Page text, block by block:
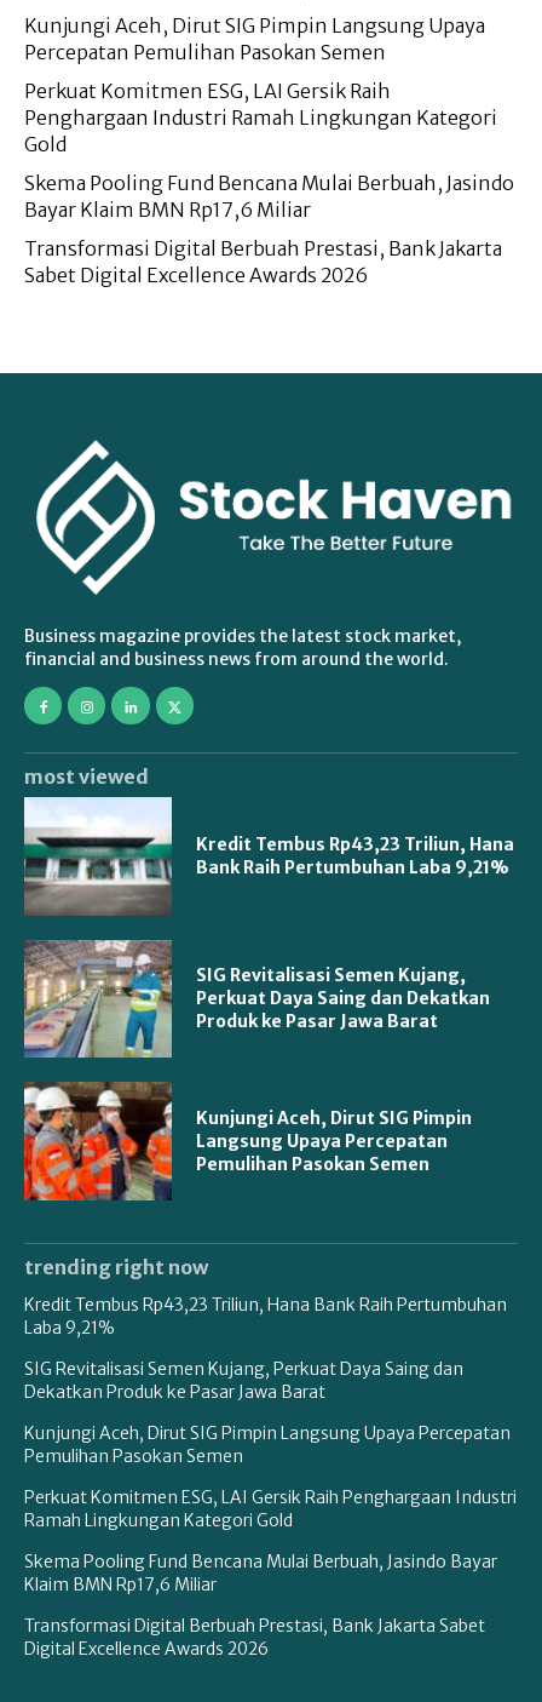
Kunjungi Aceh, Dirut SIG Pimpin Langsung Upaya
Percepatan Pemulihan Pasokan Semen
Perkuat Komitmen ESG, LAI Gersik Raih
Penghargaan Industri Ramah Lingkungan Kategori
Gold
Skema Pooling Fund Bencana Mulai Berbuah, Jasindo
Bayar Klaim BMN Rp17,6 Miliar
Transformasi Digital Berbuah Prestasi, Bank Jakarta
Sabet Digital Excellence Awards 2026
Business magazine provides the latest stock market,
financial and business news from around the world.
most viewed
Kredit Tembus Rp43,23 Triliun, Hana
Bank Raih Pertumbuhan Laba 9,21%
SIG Revitalisasi Semen Kujang,
Perkuat Daya Saing dan Dekatkan
Produk ke Pasar Jawa Barat
Kunjungi Aceh, Dirut SIG Pimpin
Langsung Upaya Percepatan
Pemulihan Pasokan Semen
trending right now
Kredit Tembus Rp43,23 Triliun, Hana Bank Raih Pertumbuhan
Laba 9,21%
SIG Revitalisasi Semen Kujang, Perkuat Daya Saing dan
Dekatkan Produk ke Pasar Jawa Barat
Kunjungi Aceh, Dirut SIG Pimpin Langsung Upaya Percepatan
Pemulihan Pasokan Semen
Perkuat Komitmen ESG, LAI Gersik Raih Penghargaan Industri
Ramah Lingkungan Kategori Gold
Skema Pooling Fund Bencana Mulai Berbuah, Jasindo Bayar
Klaim BMN Rp17,6 Miliar
Transformasi Digital Berbuah Prestasi, Bank Jakarta Sabet
Digital Excellence Awards 2026